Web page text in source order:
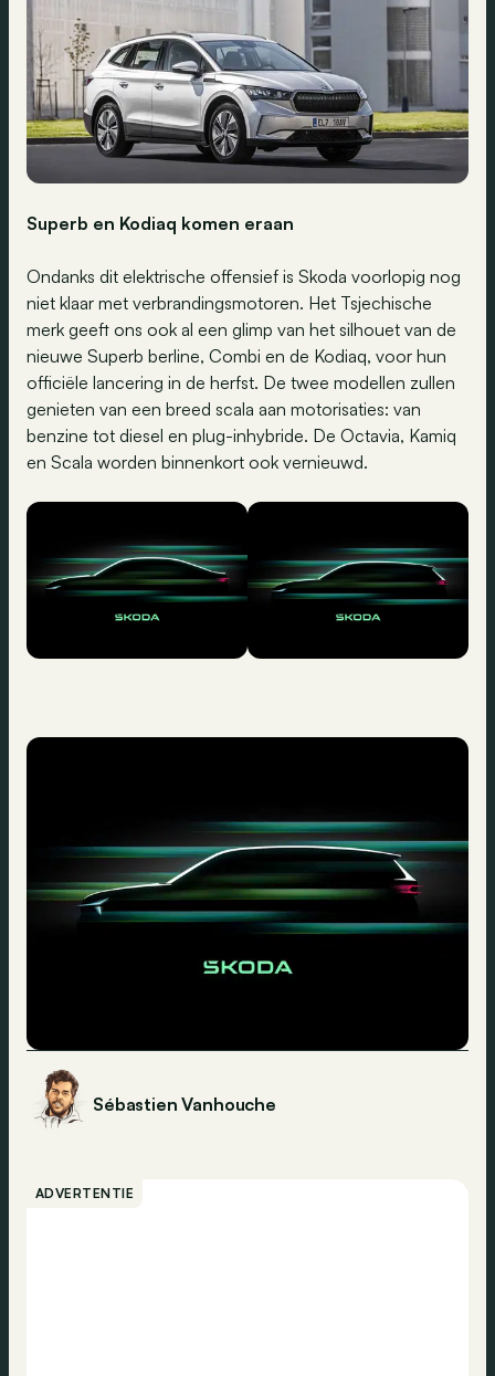
Superb en Kodiaq komen eraan
Ondanks dit elektrische offensief is Skoda voorlopig nog
niet klaar met verbrandingsmotoren. Het Tsjechische
merk geeft ons ook al een glimp van het silhouet van de
nieuwe Superb berline, Combi en de Kodiaq, voor hun
officiële lancering in de herfst. De twee modellen zullen
genieten van een breed scala aan motorisaties: van
benzine tot diesel en plug-inhybride. De Octavia, Kamiq
en Scala worden binnenkort ook vernieuwd.
Sébastien Vanhouche
ADVERTENTIE